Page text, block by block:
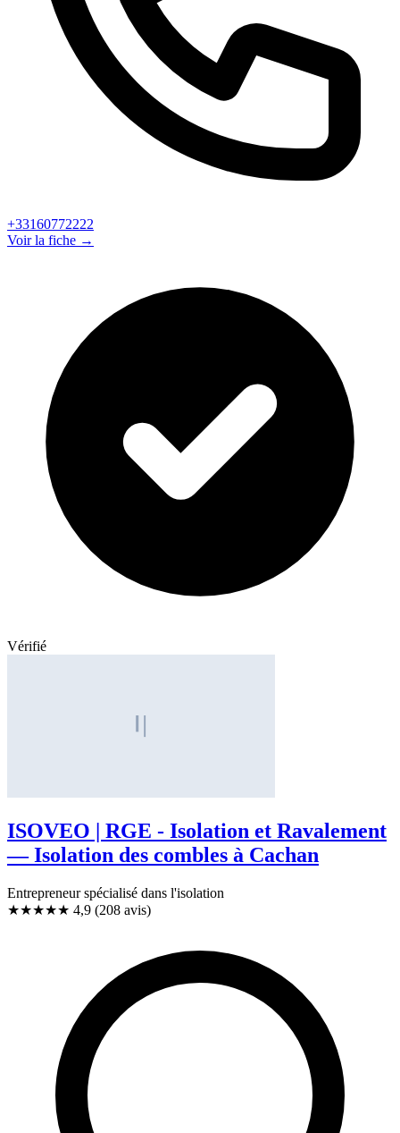
+33160772222
Voir la fiche →
Vérifié
ISOVEO | RGE - Isolation et Ravalement
— Isolation des combles à Cachan
Entrepreneur spécialisé dans l'isolation
★★★★★ 4,9 (208 avis)